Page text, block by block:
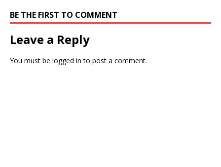
BE THE FIRST TO COMMENT
Leave a Reply
You must be logged in to post a comment.